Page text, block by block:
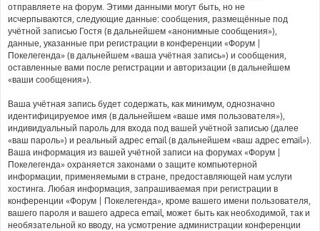
отправляете на форум. Этими данными могут быть, но не
исчерпываются, следующие данные: сообщения, размещённые под
учётной записью Гостя (в дальнейшем «анонимные сообщения»),
данные, указанные при регистрации в конференции «Форум |
Покелегенда» (в дальнейшем «ваша учётная запись») и сообщения,
оставленные вами после регистрации и авторизации (в дальнейшем
«ваши сообщения»).
Ваша учётная запись будет содержать, как минимум, однозначно
идентифицируемое имя (в дальнейшем «ваше имя пользователя»),
индивидуальный пароль для входа под вашей учётной записью (далее
«ваш пароль») и реальный адрес email (в дальнейшем «ваш адрес email»).
Ваша информация из вашей учётной записи на форумах «Форум |
Покелегенда» охраняется законами о защите компьютерной
информации, применяемыми в стране, предоставляющей нам услуги
хостинга. Любая информация, запрашиваемая при регистрации в
конференции «Форум | Покелегенда», кроме вашего имени пользователя,
вашего пароля и вашего адреса email, может быть как необходимой, так и
необязательной ко вводу, на усмотрение администрации конференции